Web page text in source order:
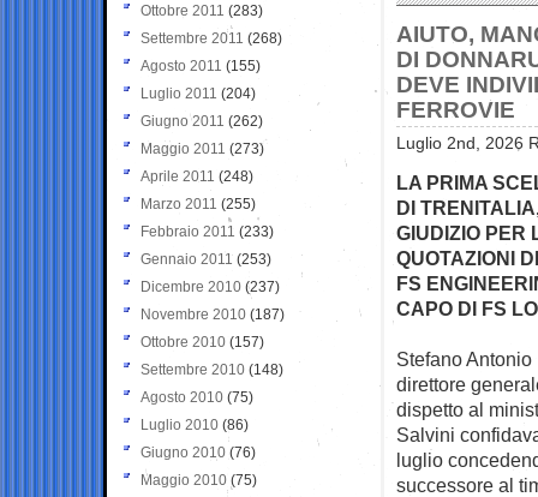
AIUTO,
DI
DEVE
FERROVIE
Luglio 2nd, 2026
LA PRIMA
DI
GIUDIZIO PER
QUOTAZIONI
FS
CAPO DI FS
Stefano
direttore
dispetto al
Salvini
luglio
successore al
Ottobre 2011 (283)
Settembre 2011 (268)
Agosto 2011 (155)
Luglio 2011 (204)
Giugno 2011 (262)
Maggio 2011 (273)
Aprile 2011 (248)
Marzo 2011 (255)
Febbraio 2011 (233)
Gennaio 2011 (253)
Dicembre 2010 (237)
Novembre 2010 (187)
Ottobre 2010 (157)
Settembre 2010 (148)
Agosto 2010 (75)
Luglio 2010 (86)
Giugno 2010 (76)
Maggio 2010 (75)